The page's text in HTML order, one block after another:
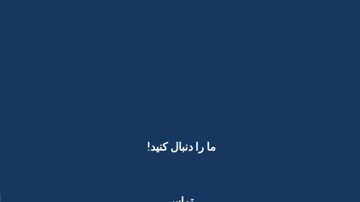
ما را دنبال کنید! ​